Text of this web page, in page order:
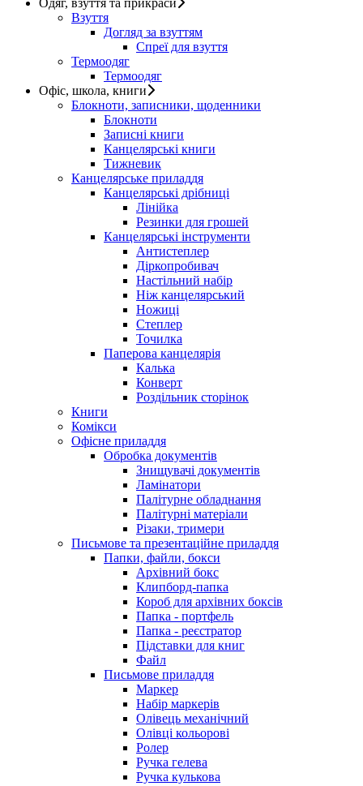
Одяг, взуття та прикраси
Взуття
Догляд за взуттям
Спреї для взуття
Термоодяг
Термоодяг
Офіс, школа, книги
Блокноти, записники, щоденники
Блокноти
Записні книги
Канцелярські книги
Тижневик
Канцелярське приладдя
Канцелярські дрібниці
Лінійка
Резинки для грошей
Канцелярські інструменти
Антистеплер
Діркопробивач
Настільний набір
Ніж канцелярський
Ножиці
Степлер
Точилка
Паперова канцелярія
Калька
Конверт
Роздільник сторінок
Книги
Комікси
Офісне приладдя
Обробка документів
Знищувачі документів
Ламінатори
Палітурне обладнання
Палітурні матеріали
Різаки, тримери
Письмове та презентаційне приладдя
Папки, файли, бокси
Архівний бокс
Клипборд-папка
Короб для архівних боксів
Папка - портфель
Папка - реєстратор
Підставки для книг
Файл
Письмове приладдя
Маркер
Набір маркерів
Олівець механічний
Олівці кольорові
Ролер
Ручка гелева
Ручка кулькова